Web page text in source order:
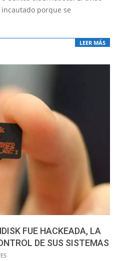
porque se
LEER MÁS
FUE HACKEADA, LA
DE SUS SISTEMAS